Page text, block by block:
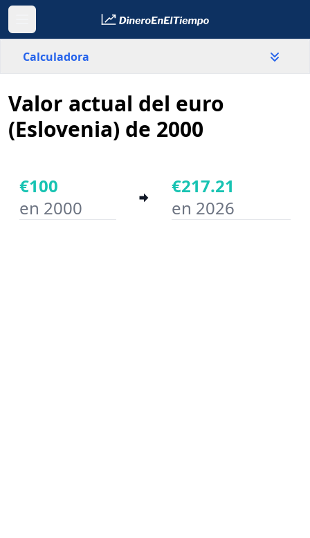
Calculadora
Eslovenia
País
Año inicial
Valor actual del euro
(Eslovenia) de 2000
€100
en 2000
€217.21
en 2026